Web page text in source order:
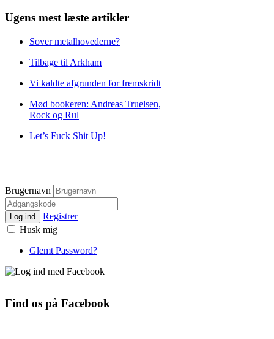
Ugens mest læste artikler
Sover metalhovederne?
Tilbage til Arkham
Vi kaldte afgrunden for fremskridt
Mød bookeren: Andreas Truelsen,
Rock og Rul
Let’s Fuck Shit Up!
Brugernavn
Log ind
Registrer
Husk mig
Glemt Password?
Find os på Facebook